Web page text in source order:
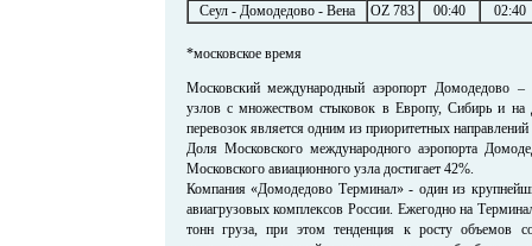
Сеул - Домодедово - Вена
OZ 783 00:40 02:40
*московское время
Московский международный аэропорт Домодедово
узлов с множеством стыковок в Европу, Сибирь и на
перевозок является одним из приоритетных
Доля Московского международного аэропорта
Московского авиационного узла достигает 42%.
Компания «Домодедово Терминал» - один из
авиагрузовых комплексов России. Ежегодно на
тонн груза, при этом тенденция к росту объемов